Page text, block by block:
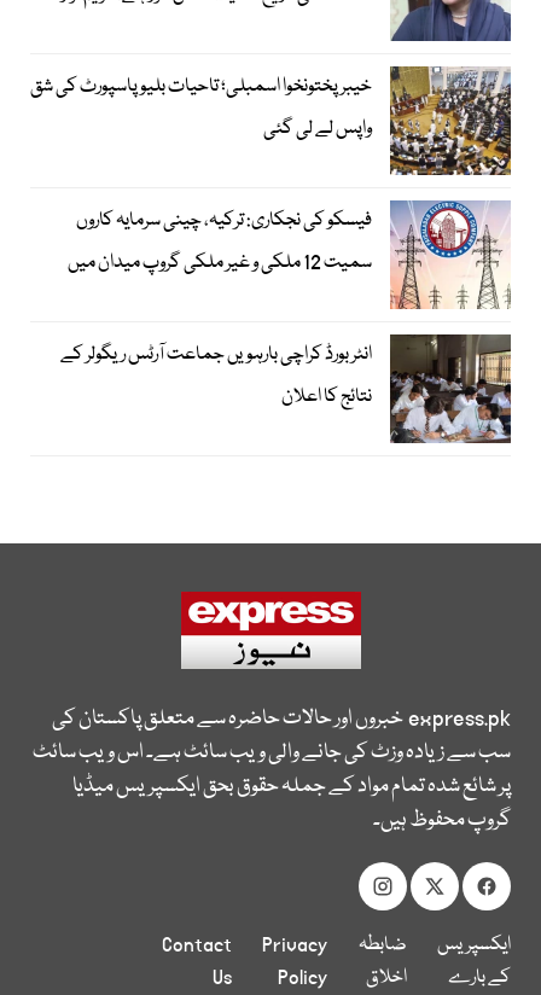
خیبرپختونخوا اسمبلی؛ تاحیات بلیو پاسپورٹ کی شق
واپس لے لی گئی
فیسکو کی نجکاری: ترکیہ، چینی سرمایہ کاروں
سمیت 12 ملکی و غیر ملکی گروپ میدان میں
انٹر بورڈ کراچی بارہویں جماعت آرٹس ریگولر کے
نتائج کا اعلان
express.pkخبروں اور حالات حاضرہ سے متعلق پاکستان کی
سب سے زیادہ وزٹ کی جانے والی ویب سائٹ ہے۔ اس ویب سائٹ
پر شائع شدہ تمام مواد کے جملہ حقوق بحق ایکسپریس میڈیا
گروپ محفوظ ہیں۔
ایکسپریس
کے بارے
ضابطہ
اخلاق
Privacy
Policy
Contact
Us